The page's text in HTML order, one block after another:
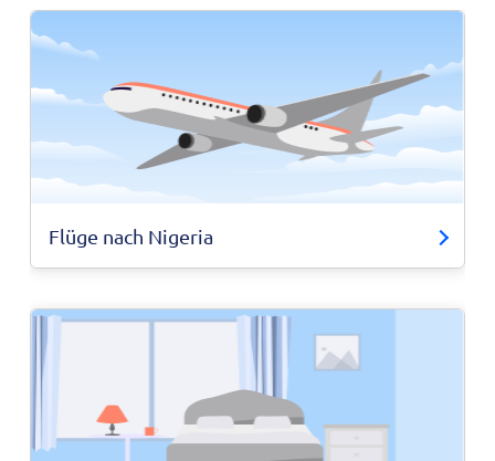
Flüge nach Nigeria